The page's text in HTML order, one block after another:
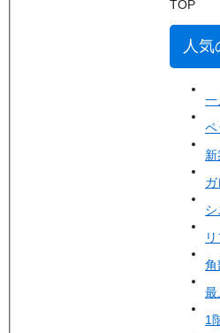
TOP
人
一
ペ
角
最
1